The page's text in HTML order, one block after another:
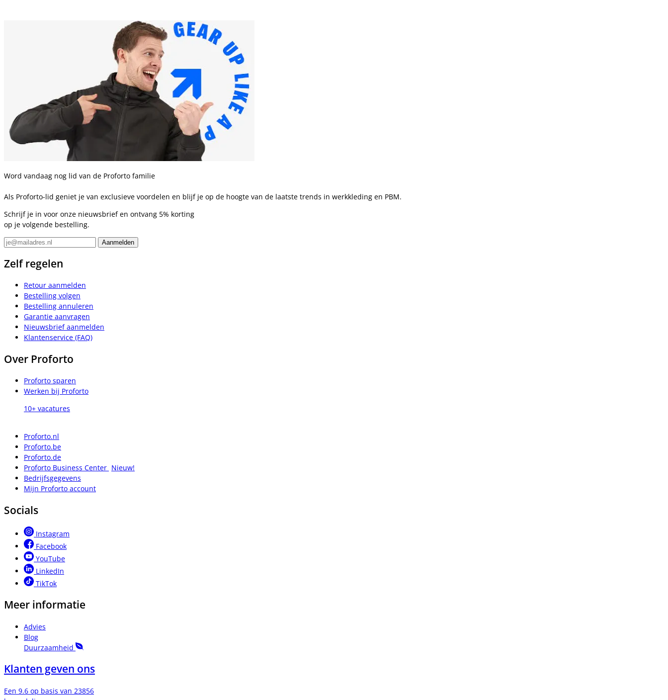
Word vandaag nog lid van de Proforto familie
Als Proforto-lid geniet je van exclusieve voordelen en blijf je op de hoogte van de laatste trends in werkkleding en PBM.
Schrijf je in voor onze nieuwsbrief en ontvang 5% korting
op je volgende bestelling.
Zelf regelen
Retour aanmelden
Bestelling volgen
Bestelling annuleren
Garantie aanvragen
Nieuwsbrief aanmelden
Klantenservice (FAQ)
Over Proforto
Proforto sparen
Werken bij Proforto
10+ vacatures
Proforto.nl
Proforto.be
Proforto.de
Proforto Business Center Nieuw!
Bedrijfsgegevens
Mijn Proforto account
Socials
Instagram
Facebook
YouTube
LinkedIn
TikTok
Meer informatie
Advies
Blog
Duurzaamheid
Klanten geven ons
Een 9.6 op basis van 23856